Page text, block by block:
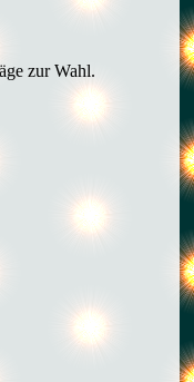
zur Wahl.